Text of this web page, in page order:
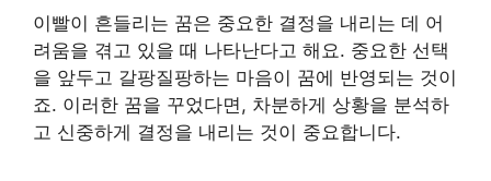
이빨이 흔들리는 꿈은 중요한 결정을 내리는 데 어
려움을 겪고 있을 때 나타난다고 해요. 중요한 선택
을 앞두고 갈팡질팡하는 마음이 꿈에 반영되는 것이
죠. 이러한 꿈을 꾸었다면, 차분하게 상황을 분석하
고 신중하게 결정을 내리는 것이 중요합니다.